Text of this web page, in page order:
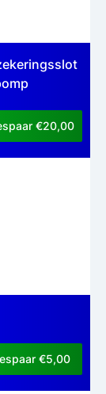
€20,00
€5,00